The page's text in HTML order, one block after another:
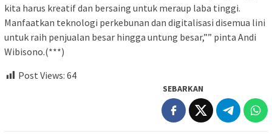
kita harus kreatif dan bersaing untuk meraup laba tinggi.
Manfaatkan teknologi perkebunan dan digitalisasi disemua lini
untuk raih penjualan besar hingga untung besar,”” pinta Andi
Wibisono.(***)
Post Views: 64
SEBARKAN